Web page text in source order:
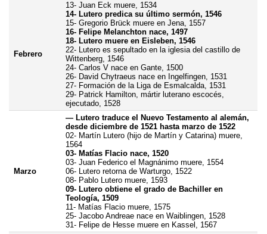
Febrero
13- Juan Eck muere, 1534
14- Lutero predica su último sermón, 1546
15- Gregorio Brück muere en Jena, 1557
16- Felipe Melanchton nace, 1497
18- Lutero muere en Eisleben, 1546
22- Lutero es sepultado en la iglesia del castillo de
Wittenberg, 1546
24- Carlos V nace en Gante, 1500
26- David Chytraeus nace en Ingelfingen, 1531
27- Formación de la Liga de Esmalcalda, 1531
29- Patrick Hamilton, mártir luterano escocés,
ejecutado, 1528
Marzo
— Lutero traduce el Nuevo Testamento al alemán,
desde diciembre de 1521 hasta marzo de 1522
02- Martín Lutero (hijo de Martín y Catarina) muere,
1564
03- Matías Flacio nace, 1520
03- Juan Federico el Magnánimo muere, 1554
06- Lutero retorna de Warturgo, 1522
08- Pablo Lutero muere, 1593
09- Lutero obtiene el grado de Bachiller en
Teología, 1509
11- Matías Flacio muere, 1575
25- Jacobo Andreae nace en Waiblingen, 1528
31- Felipe de Hesse muere en Kassel, 1567